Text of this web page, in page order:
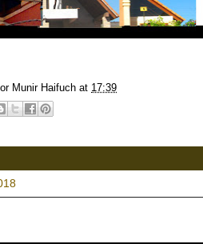
Munir Haifuch at 17:39